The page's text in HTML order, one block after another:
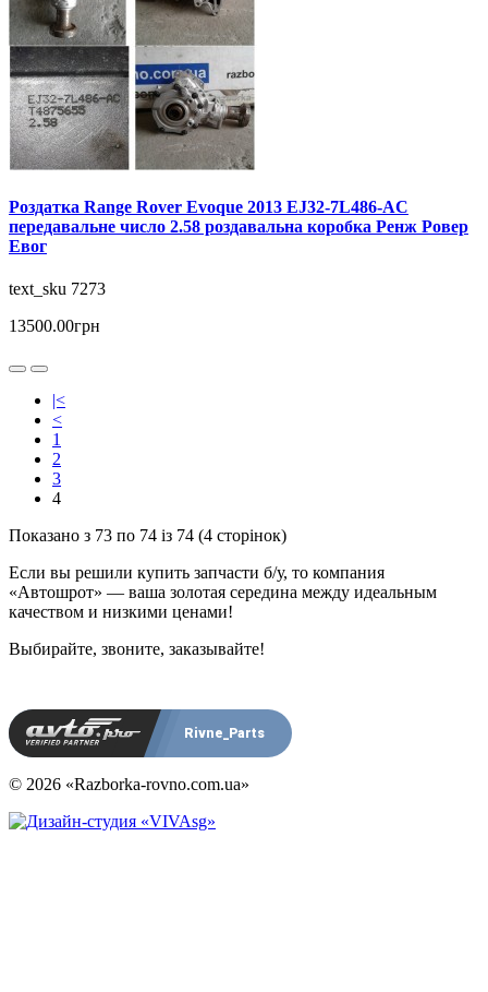
Роздатка Range Rover Evoque 2013 EJ32-7L486-AC
передавальне число 2.58 роздавальна коробка Ренж Ровер
Евог
text_sku 7273
13500.00грн
|<
<
1
2
3
4
Показано з 73 по 74 із 74 (4 сторінок)
Если вы решили купить запчасти б/у, то компания
«Автошрот» — ваша золотая середина между идеальным
качеством и низкими ценами!
Выбирайте, звоните, заказывайте!
Rivne_Parts
© 2026 «Razborka-rovno.com.ua»